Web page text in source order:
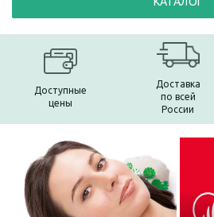
Доступные
цены
Доставка
по всей
России